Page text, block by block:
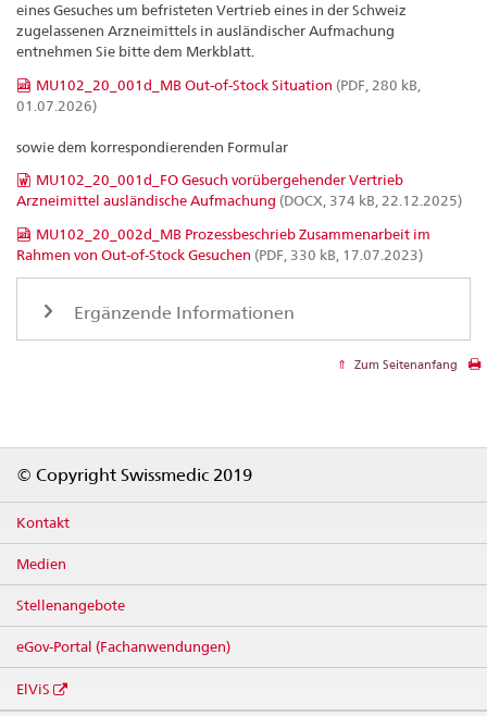
eines Gesuches um befristeten Vertrieb eines in der Schweiz
zugelassenen Arzneimittels in ausländischer Aufmachung
entnehmen Sie bitte dem Merkblatt.
MU102_20_001d_MB Out-of-Stock Situation (PDF, 280 kB,
01.07.2026)
sowie dem korrespondierenden Formular
MU102_20_001d_FO Gesuch vorübergehender Vertrieb
Arzneimittel ausländische Aufmachung (DOCX, 374 kB, 22.12.2025)
MU102_20_002d_MB Prozessbeschrieb Zusammenarbeit im
Rahmen von Out-of-Stock Gesuchen (PDF, 330 kB, 17.07.2023)
Ergänzende Informationen
Zum Seitenanfang
© Copyright Swissmedic 2019
Kontakt
Medien
Stellenangebote
eGov-Portal (Fachanwendungen)
ElViS